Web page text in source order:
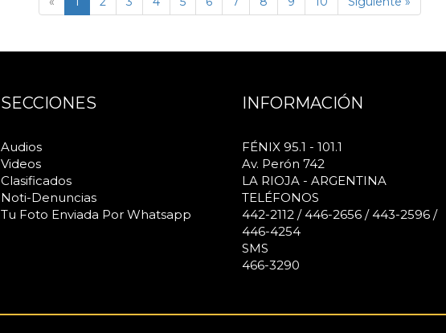
actual)
SECCIONES
Audios
Videos
Clasificados
Noti-Denuncias
Tu Foto Enviada Por Whatsapp
INFORMACIÓN
FÉNIX 95.1 - 101.1
Av. Perón 742
LA RIOJA - ARGENTINA
TELÉFONOS
442-2112 / 446-2656 / 443-2596 /
446-4254
SMS
466-3290